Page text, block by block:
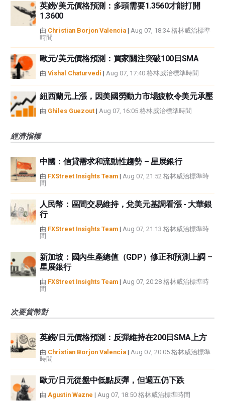
英鎊/美元價格預測：多頭需要1.3560才能打開
1.3600
由 Christian Borjon Valencia | Aug 07, 18:34 格林威治標準
時間
歐元/美元價格預測：買家關注突破100日SMA
由 Vishal Chaturvedi | Aug 07, 17:40 格林威治標準時間
紐西蘭元上漲，因美國勞動力市場疲軟令美元承壓
由 Ghiles Guezout | Aug 07, 16:05 格林威治標準時間
經濟指標
中國：信貸需求和流動性趨勢 – 星展銀行
由 FXStreet Insights Team | Aug 07, 21:52 格林威治標準時
間
人民幣：區間交易維持，兌美元基調看漲 - 大華銀
行
由 FXStreet Insights Team | Aug 07, 21:13 格林威治標準時
間
新加坡：國內生產總值（GDP）修正和預測上調 –
星展銀行
由 FXStreet Insights Team | Aug 07, 20:28 格林威治標準時
間
次要貨幣對
英鎊/日元價格預測：反彈維持在200日SMA上方
由 Christian Borjon Valencia | Aug 07, 20:05 格林威治標準
時間
歐元/日元從盤中低點反彈，但週五仍下跌
由 Agustin Wazne | Aug 07, 18:50 格林威治標準時間